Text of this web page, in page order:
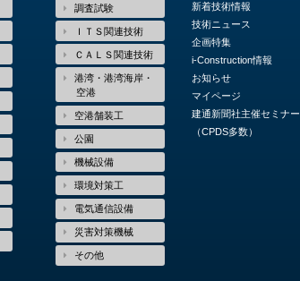
調査試験
ＩＴＳ関連技術
ＣＡＬＳ関連技術
港湾・港湾海岸・
空港
空港舗装工
公園
機械設備
環境対策工
電気通信設備
災害対策機械
その他
新着技術情報
技術ニュース
企画特集
i-Construction情報
お知らせ
マイページ
建通新聞社主催セミナー
（CPDS多数）